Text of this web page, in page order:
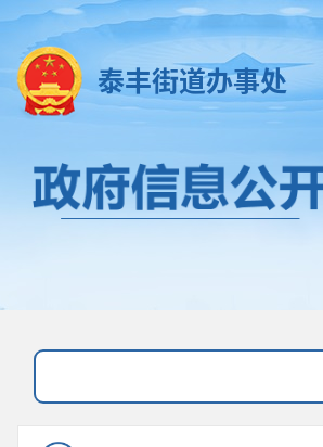
泰丰街道办事处